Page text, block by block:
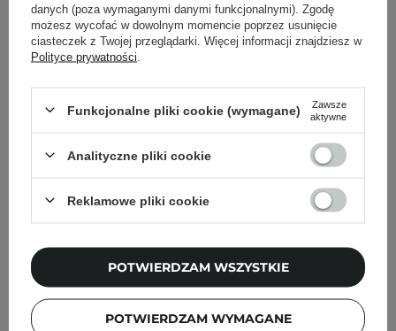
PROMOCJA
Round Lab - Birch Juice Moisturizing Serum -
danych (poza wymaganymi danymi funkcjonalnymi). Zgodę
możesz wycofać w dowolnym momencie poprzez usunięcie
ciasteczek z Twojej przeglądarki. Więcej informacji znajdziesz w
Polityce prywatności
Funkcjonalne pliki cookie (wymagane)
Zawsze
aktywne
Analityczne pliki cookie
Reklamowe pliki cookie
POTWIERDZAM WYMAGANE
POTWIERDZAM WSZYSTKIE